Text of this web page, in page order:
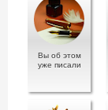
Вы об этом
уже писали